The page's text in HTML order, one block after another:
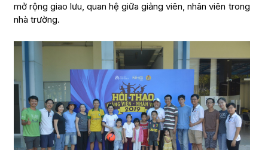
mở rộng giao lưu, quan hệ giữa giảng viên, nhân viên trong
nhà trường.